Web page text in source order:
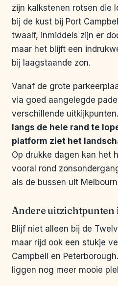
zijn kalkstenen rotsen die
bij de kust bij Port
twaalf, inmiddels zijn er
maar het blijft een
bij laagstaande zon.
Vanaf de grote
via goed aangelegde
verschillende uitkijkpunten.
langs de hele rand te
platform ziet het
Op drukke dagen kan het
vooral rond
als de bussen uit
Andere uitzichtpunten
Blijf niet alleen bij de
maar rijd ook een stukje
Campbell en
liggen nog meer mooie